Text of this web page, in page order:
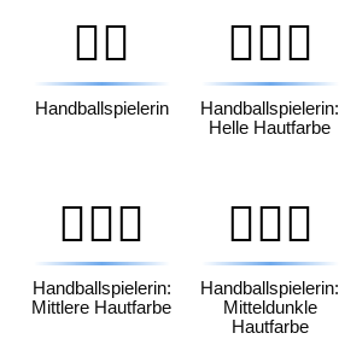
🤾‍♀️
Handballspielerin
🤾🏻‍♀️
Handballspielerin:
Helle Hautfarbe
🤾🏽‍♀️
Handballspielerin:
Mittlere Hautfarbe
🤾🏾‍♀️
Handballspielerin:
Mitteldunkle
Hautfarbe